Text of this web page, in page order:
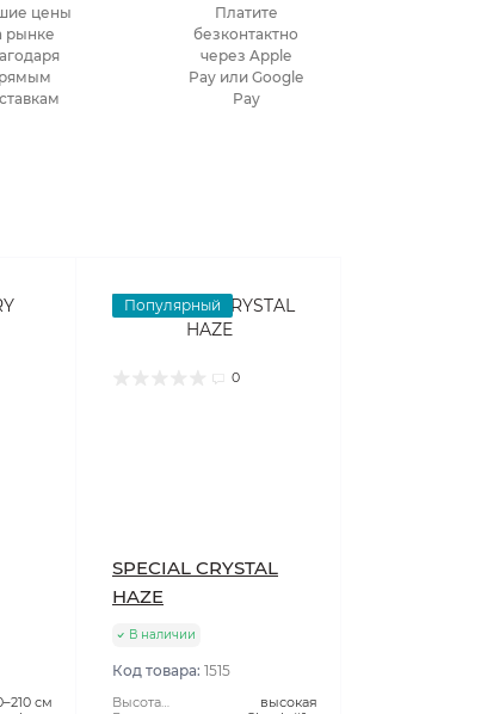
цены
рынке
Платите
безконтактно
через Apple
Pay или Google
Pay
см
Популярный
0
SPECIAL CRYSTAL
HAZE
В наличии
Код товара: 1515
Высота
высокая